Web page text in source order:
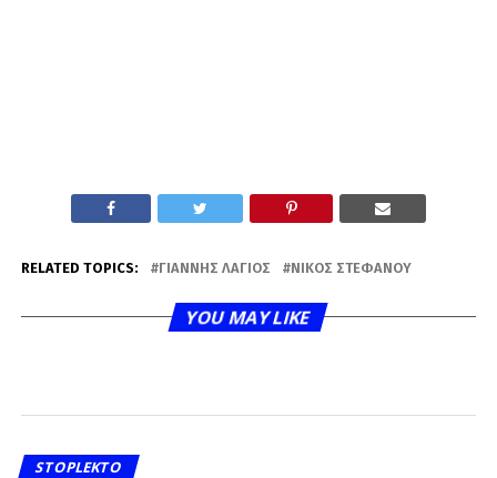
RELATED TOPICS: ΓΙΆΝΝΗΣ ΛΆΓΙΟΣ ΝΊΚΟΣ ΣΤΕΦΆΝΟΥ
YOU MAY LIKE
STOPLEKTO